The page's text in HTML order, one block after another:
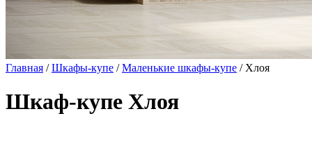
Главная /Шкафы-купе /Маленькие шкафы-купе / Хлоя
Шкаф-купе Хлоя